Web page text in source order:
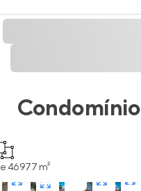
Condomínio
46977 m²